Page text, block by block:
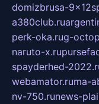
domizbrusa-
a380club.ru
perk-oka.rug-
naruto-x.ru
spayderhed-
webamator.ruma-
nv-750.runews-